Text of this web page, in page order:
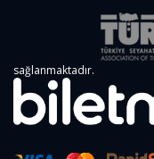
sağlanmaktadır.